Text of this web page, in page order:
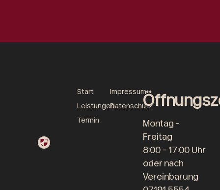
Impressum
Datenschutz
Start
Leistungen
Termin
Montag -
Freitag
8:00 - 17:00 Uhr
oder nach
Vereinbarung